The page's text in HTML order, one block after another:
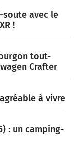
soute avec le
!
tout-
Crafter
à vivre
: un camping-